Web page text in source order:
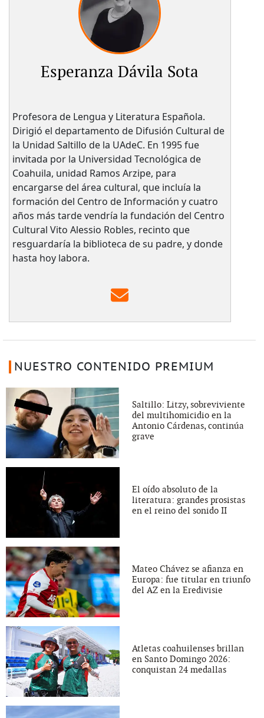
Esperanza Dávila Sota
Profesora de Lengua y Literatura Española.
Dirigió el departamento de Difusión Cultural de
la Unidad Saltillo de la UAdeC. En 1995 fue
invitada por la Universidad Tecnológica de
Coahuila, unidad Ramos Arzipe, para
encargarse del área cultural, que incluía la
formación del Centro de Información y cuatro
años más tarde vendría la fundación del Centro
Cultural Vito Alessio Robles, recinto que
resguardaría la biblioteca de su padre, y donde
hasta hoy labora.
NUESTRO CONTENIDO PREMIUM
Saltillo: Litzy, sobreviviente
del multihomicidio en la
Antonio Cárdenas, continúa
grave
El oído absoluto de la
literatura: grandes prosistas
en el reino del sonido II
Mateo Chávez se afianza en
Europa: fue titular en triunfo
del AZ en la Eredivisie
Atletas coahuilenses brillan
en Santo Domingo 2026:
conquistan 24 medallas